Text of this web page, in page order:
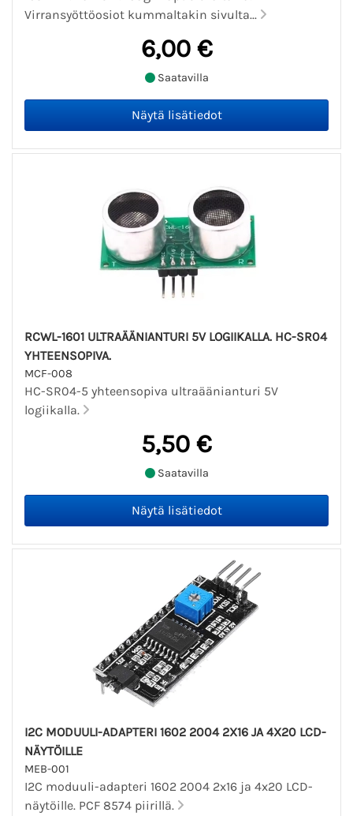
Virransyöttöosiot kummaltakin sivulta...
6,00 €
Saatavilla
RCWL-1601 ULTRAÄÄNIANTURI 5V LOGIIKALLA. HC-SR04
YHTEENSOPIVA.
MCF-008
HC-SR04-5 yhteensopiva ultraäänianturi 5V
logiikalla.
5,50 €
Saatavilla
I2C MODUULI-ADAPTERI 1602 2004 2X16 JA 4X20 LCD-
NÄYTÖILLE
MEB-001
I2C moduuli-adapteri 1602 2004 2x16 ja 4x20 LCD-
näytöille. PCF 8574 piirillä.